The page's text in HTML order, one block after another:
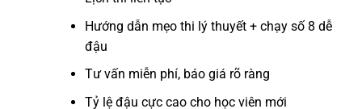
Hướng dẫn mẹo thi lý thuyết + chạy số 8 dễ
đậu
Tư vấn miễn phí, báo giá rõ ràng
Tỷ lệ đậu cực cao cho học viên mới